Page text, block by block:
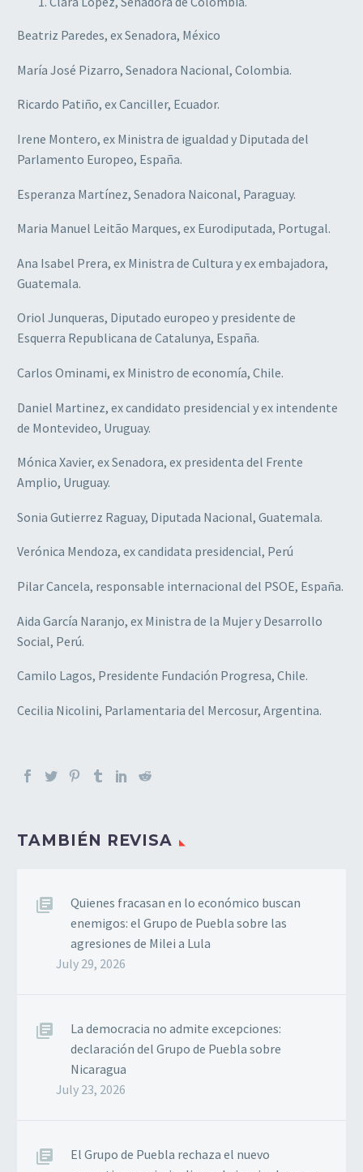
Beatriz Paredes, ex Senadora, México
María José Pizarro, Senadora Nacional, Colombia.
Ricardo Patiño, ex Canciller, Ecuador.
Irene Montero, ex Ministra de igualdad y Diputada del
Parlamento Europeo, España.
Esperanza Martínez, Senadora Naiconal, Paraguay.
Maria Manuel Leitão Marques, ex Eurodiputada, Portugal.
Ana Isabel Prera, ex Ministra de Cultura y ex embajadora,
Guatemala.
Oriol Junqueras, Diputado europeo y presidente de
Esquerra Republicana de Catalunya, España.
Carlos Ominami, ex Ministro de economía, Chile.
Daniel Martinez, ex candidato presidencial y ex intendente
de Montevideo, Uruguay.
Mónica Xavier, ex Senadora, ex presidenta del Frente
Amplio, Uruguay.
Sonia Gutierrez Raguay, Diputada Nacional, Guatemala.
Verónica Mendoza, ex candidata presidencial, Perú
Pilar Cancela, responsable internacional del PSOE, España.
Aida García Naranjo, ex Ministra de la Mujer y Desarrollo
Social, Perú.
Camilo Lagos, Presidente Fundación Progresa, Chile.
Cecilia Nicolini, Parlamentaria del Mercosur, Argentina.
TAMBIÉN REVISA
Quienes fracasan en lo económico buscan
enemigos: el Grupo de Puebla sobre las
agresiones de Milei a Lula
July 29, 2026
La democracia no admite excepciones:
declaración del Grupo de Puebla sobre
Nicaragua
July 23, 2026
El Grupo de Puebla rechaza el nuevo